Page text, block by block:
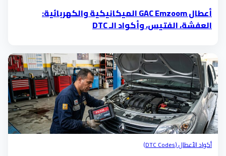
أعطال GAC Emzoom الميكانيكية والكهربائية:
العفشة، الفتيس، وأكواد الـ DTC
أكواد الأعطال (DTC Codes)